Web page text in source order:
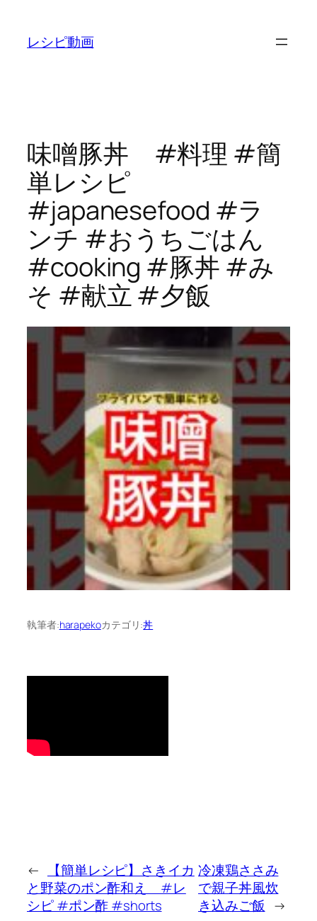
レシピ動画
味噌豚丼 #料理 #簡
単レシピ
#japanesefood #ラ
ンチ #おうちごはん
#cooking #豚丼 #み
そ #献立 #夕飯
執筆者:harapekoカテゴリ:丼
←
【簡単レシピ】さきイカ
と野菜のポン酢和え #レ
シピ #ポン酢 #shorts
冷凍鶏ささみ
で親子丼風炊
き込みご飯 →